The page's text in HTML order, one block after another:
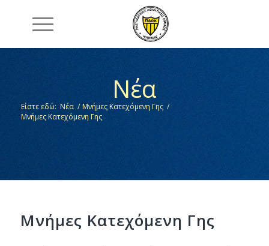
Νέα
Είστε εδώ: Νέα / Μνήμες Κατεχόμενη Γης /
Μνήμες Κατεχόμενη Γης
Μνήμες Κατεχόμενη Γης